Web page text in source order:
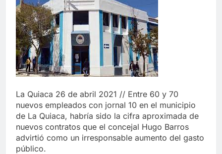
La Quiaca 26 de abril 2021 // Entre 60 y 70
nuevos empleados con jornal 10 en el municipio
de La Quiaca, habría sido la cifra aproximada de
nuevos contratos que el concejal Hugo Barros
advirtió como un irresponsable aumento del gasto
público.